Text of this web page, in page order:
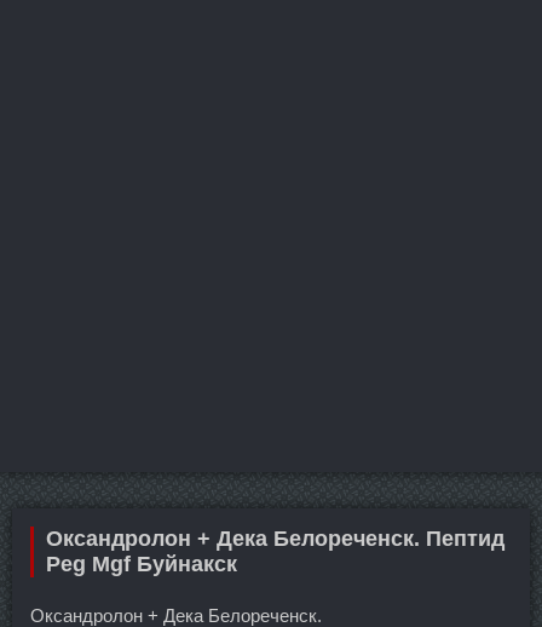
Оксандролон + Дека Белореченск. Пептид
Peg Mgf Буйнакск
Оксандролон + Дека Белореченск.